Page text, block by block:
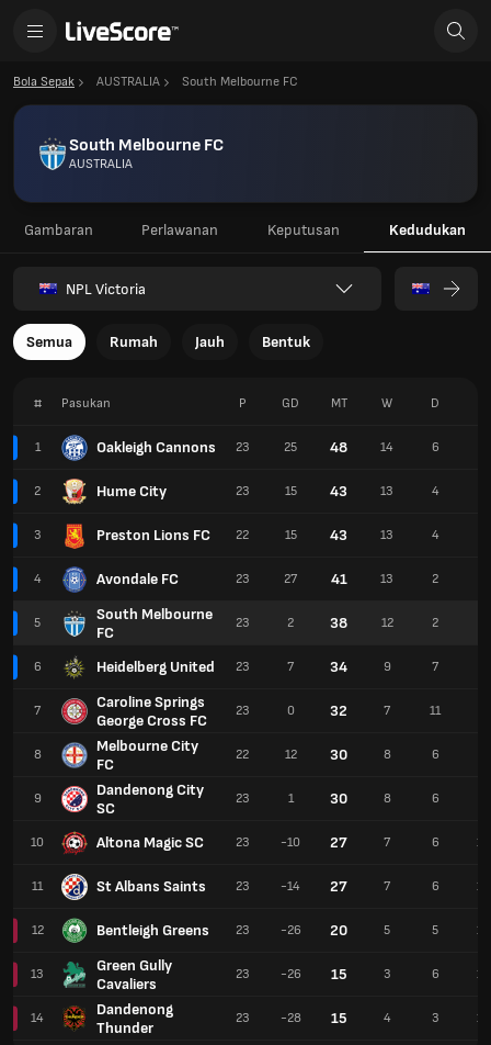
Bola Sepak AUSTRALIA South Melbourne FC
South Melbourne FC
AUSTRALIA
Gambaran Perlawanan Keputusan Kedudukan
NPL Victoria
Semua Rumah Jauh Bentuk
# Pasukan
1 Oakleigh Cannons
2 Hume City
3 Preston Lions FC
4 Avondale FC
5
South Melbourne
FC
6 Heidelberg United
7
Caroline Springs
George Cross FC
8
Melbourne City
FC
9
Dandenong City
SC
10 Altona Magic SC
11 St Albans Saints
12 Bentleigh Greens
13
Green Gully
Cavaliers
14
Dandenong
Thunder
P GD MT W D
23 25 48 14 6
23 15 43 13 4
22 15 43 13 4
23 27 41 13 2
23 2 38 12 2
23 7 34 9 7
23 0 32 7 11
22 12 30 8 6
23 1 30 8 6
23 -10 27 7 6 10
23 -14 27 7 6 10
23 -26 20 5 5 13
23 -26 15 3 6 14
23 -28 15 4 3 16